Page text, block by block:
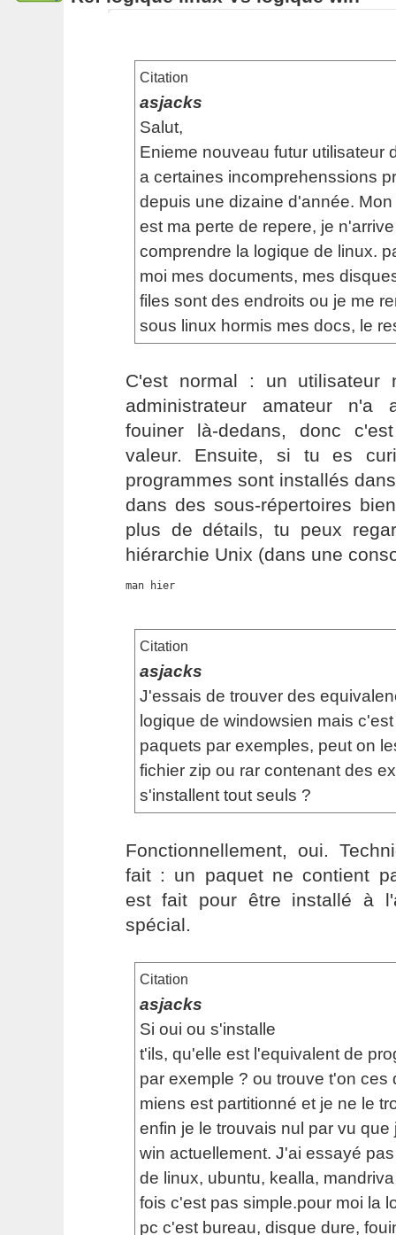
Citation
asjacks
Salut,
Enieme nouveau futur utilisateur
a certaines incomprehenssions
depuis une dizaine d'année.
est ma perte de repere, je
comprendre la logique de linux.
moi mes documents, mes
files sont des endroits ou je me
sous linux hormis mes docs, le
C'est normal : un utilisateur
administrateur amateur n'a
fouiner là-dedans, donc
valeur. Ensuite, si tu es
programmes sont installés
dans des sous-répertoires
plus de détails, tu peux
hiérarchie Unix (dans une
man hier
Citation
asjacks
J'essais de trouver des
logique de windowsien mais
paquets par exemples, peut on
fichier zip ou rar contenant des
s'installent tout seuls ?
Fonctionnellement, oui.
fait : un paquet ne contient
est fait pour être installé à
spécial.
Citation
asjacks
Si oui ou s'installe
t'ils, qu'elle est l'equivalent de
par exemple ? ou trouve t'on ces
miens est partitionné et je ne le
enfin je le trouvais nul par vu que
win actuellement. J'ai essayé
de linux, ubuntu, kealla,
fois c'est pas simple.pour moi la
pc c'est bureau, disque dure,